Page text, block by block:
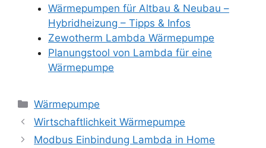
Wärmepumpen für Altbau & Neubau –
Hybridheizung – Tipps & Infos
Zewotherm Lambda Wärmepumpe
Planungstool von Lambda für eine
Wärmepumpe
Kategorien
Wärmepumpe
Wirtschaftlichkeit Wärmepumpe
Modbus Einbindung Lambda in Home